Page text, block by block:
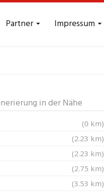
Partner Impressum
in der Nähe
(0 km)
(2.23 km)
(2.23 km)
(2.75 km)
(3.53 km)